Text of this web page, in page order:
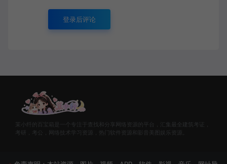
登录后评论
茉小纤的百宝箱是一个专注于查找和分享网络资源的平台，汇集最全建筑考证，
考研，考公，网络技术学习资源，热门软件资源和影音美图娱乐资源。